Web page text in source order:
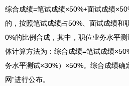
综合成绩=笔试成绩×50%+面试成绩
的，按照笔试成绩占50%、面试成绩和
0%的比例合成，其中，职位业务水平
体计算方法为：综合成绩=笔试成绩
务水平测试×30%）×50%。综合成绩确
网”进行公布。